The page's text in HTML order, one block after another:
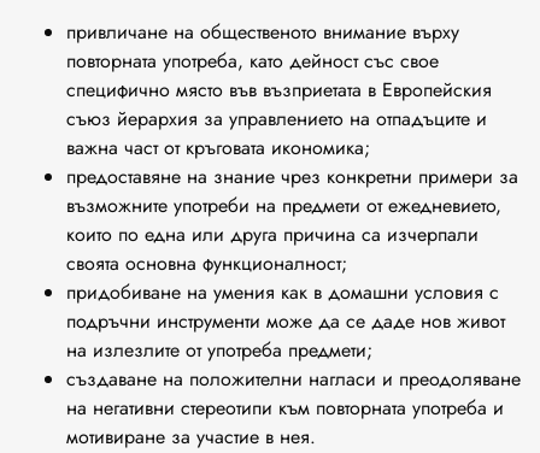
привличане на общественото внимание върху
повторната употреба, като дейност със свое
специфично място във възприетата в Европейския
съюз йерархия за управлението на отпадъците и
важна част от кръговата икономика;
предоставяне на знание чрез конкретни примери за
възможните употреби на предмети от ежедневието,
които по една или друга причина са изчерпали
своята основна функционалност;
придобиване на умения как в домашни условия с
подръчни инструменти може да се даде нов живот
на излезлите от употреба предмети;
създаване на положителни нагласи и преодоляване
на негативни стереотипи към повторната употреба и
мотивиране за участие в нея.